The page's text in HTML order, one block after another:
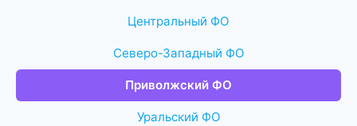
Центральный ФО
Северо-Западный ФО
Приволжский ФО
Уральский ФО